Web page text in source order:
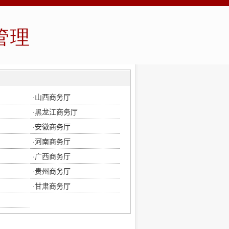
理
·山西商务厅
·黑龙江商务厅
·安徽商务厅
·河南商务厅
·广西商务厅
·贵州商务厅
·甘肃商务厅